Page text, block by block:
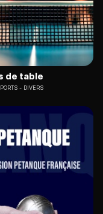
de table
- DIVERS